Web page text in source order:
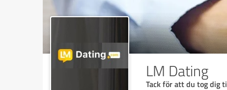
LM Dating
Tack för att du tog dig